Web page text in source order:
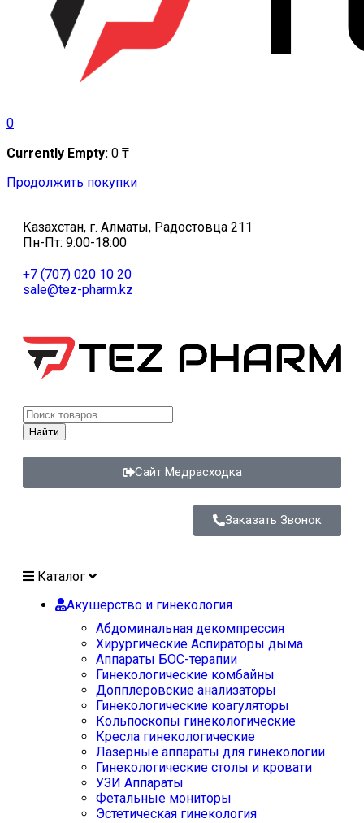
0
Currently Empty: 0 ₸
Продолжить покупки
Казахстан, г. Алматы, Радостовца 211
Пн-Пт: 9:00-18:00
+7 (707) 020 10 20
sale@tez-pharm.kz
Найти
Сайт Медрасходка
Заказать Звонок
Каталог
Акушерство и гинекология
Абдоминальная декомпрессия
Хирургические Аспираторы дыма
Аппараты БОС-терапии
Гинекологические комбайны
Допплеровские анализаторы
Гинекологические коагуляторы
Кольпоскопы гинекологические
Кресла гинекологические
Лазерные аппараты для гинекологии
Гинекологические столы и кровати
УЗИ Аппараты
Фетальные мониторы
Эстетическая гинекология